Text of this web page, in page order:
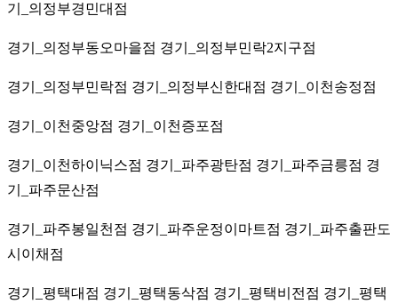
기_의정부경민대점
경기_의정부동오마을점 경기_의정부민락2지구점
경기_의정부민락점 경기_의정부신한대점 경기_이천송정점
경기_이천중앙점 경기_이천증포점
경기_이천하이닉스점 경기_파주광탄점 경기_파주금릉점 경
기_파주문산점
경기_파주봉일천점 경기_파주운정이마트점 경기_파주출판도
시이채점
경기_평택대점 경기_평택동삭점 경기_평택비전점 경기_평택